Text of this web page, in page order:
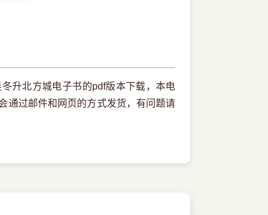
升北方城电子书的pdf版本下载，本电
通过邮件和网页的方式发货，有问题请